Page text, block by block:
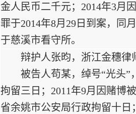
金人民币二千元；2014年3月
罪于2014年8月29日到案，同
于慈溪市看守所。
辩护人张昀，浙江金穗律
被告人苟某，绰号“光头
拘留三日；2011年9月因赌博
省余姚市公安局行政拘留十日